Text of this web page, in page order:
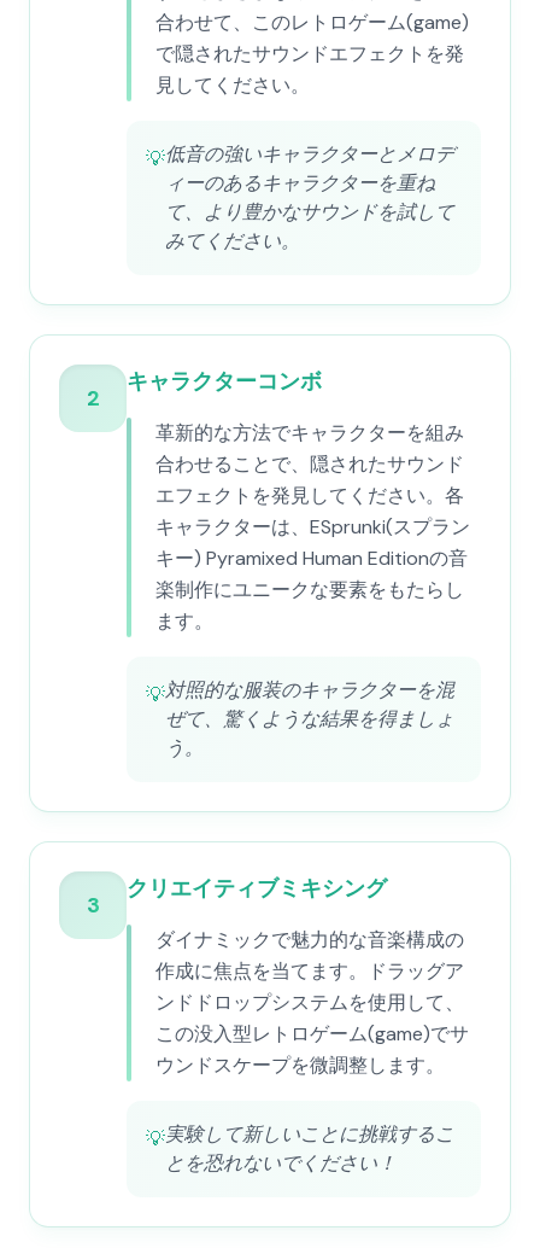
合わせて、このレトロゲーム(game)
で隠されたサウンドエフェクトを発
見してください。
💡低音の強いキャラクターとメロデ
ィーのあるキャラクターを重ね
て、より豊かなサウンドを試して
みてください。
2
キャラクターコンボ
革新的な方法でキャラクターを組み
合わせることで、隠されたサウンド
エフェクトを発見してください。各
キャラクターは、ESprunki(スプラン
キー) Pyramixed Human Editionの音
楽制作にユニークな要素をもたらし
ます。
💡対照的な服装のキャラクターを混
ぜて、驚くような結果を得ましょ
う。
3
クリエイティブミキシング
ダイナミックで魅力的な音楽構成の
作成に焦点を当てます。ドラッグア
ンドドロップシステムを使用して、
この没入型レトロゲーム(game)でサ
ウンドスケープを微調整します。
💡実験して新しいことに挑戦するこ
とを恐れないでください！